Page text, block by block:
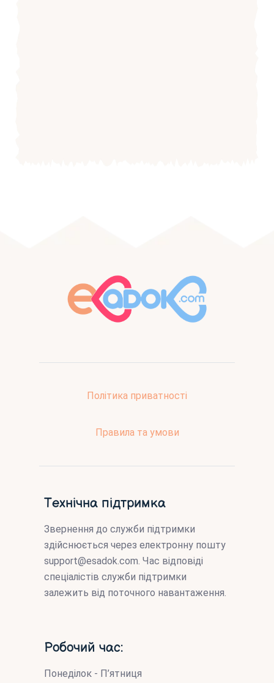
Політика приватності
Правила та умови
Технічна підтримка
Звернення до служби підтримки
здійснюється через електронну пошту
support@esadok.com. Час відповіді
спеціалістів служби підтримки
залежить від поточного навантаження.
Робочий час:
Понеділок - П’ятниця